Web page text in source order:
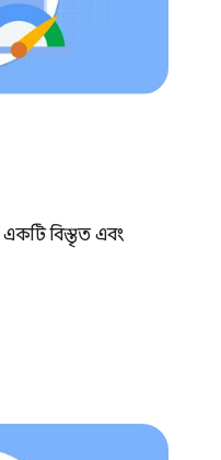
বিস্তৃত এবং